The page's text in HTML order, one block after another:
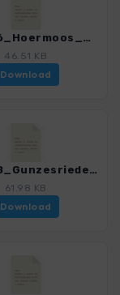
AHW_36_Hoermoos_Staufnerhaus.gpx
46.51 KB
Download
AHW_38_Gunzesriedersaege_Grasgehren.gpx
61.98 KB
Download